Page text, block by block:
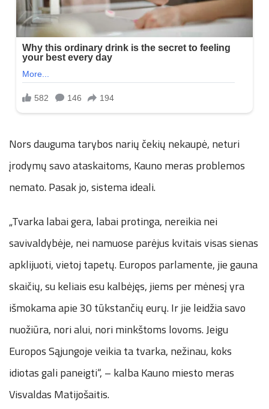
Nors dauguma tarybos narių čekių nekaupė, neturi
įrodymų savo ataskaitoms, Kauno meras problemos
nemato. Pasak jo, sistema ideali.
„Tvarka labai gera, labai protinga, nereikia nei
savivaldybėje, nei namuose parėjus kvitais visas sienas
apklijuoti, vietoj tapetų. Europos parlamente, jie gauna
skaičių, su keliais esu kalbėjęs, jiems per mėnesį yra
išmokama apie 30 tūkstančių eurų. Ir jie leidžia savo
nuožiūra, nori alui, nori minkštoms lovoms. Jeigu
Europos Sąjungoje veikia ta tvarka, nežinau, koks
idiotas gali paneigti“, – kalba Kauno miesto meras
Visvaldas Matijošaitis.